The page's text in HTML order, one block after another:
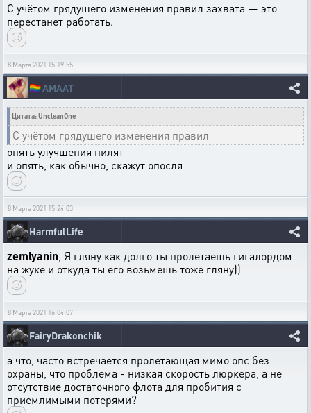
С учётом грядушего изменения правил захвата — это
перестанет работать.
8 Марта 2021 15:19:55
🏳️‍🌈AMAAT
Цитата: UncleanOne
С учётом грядушего изменения правил
опять улучшения пилят
и опять, как обычно, скажут опосля
8 Марта 2021 15:24:03
HarmfulLife
zemlyanin , Я гляну как долго ты пролетаешь гигалордом
на жуке и откуда ты его возьмешь тоже гляну))
8 Марта 2021 16:04:07
FairyDrakonchik
а что, часто встречается пролетающая мимо опс без
охраны, что проблема - низкая скорость люркера, а не
отсутствие достаточного флота для пробития с
приемлимыми потерями?